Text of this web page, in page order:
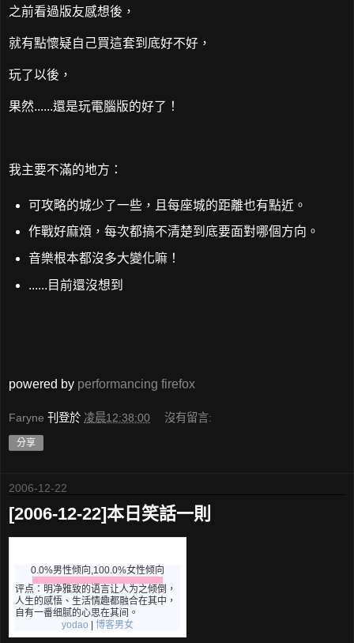
之前看過版友感想後，
就有點懷疑自己買這套到底好不好，
玩了以後，
果然......還是玩電腦版的好了！
我主要不滿的地方：
可攻略的城少了一些，且每座城的距離也有點近。
作戰好麻煩，每次都搞不清楚到底要面對哪個方向。
音樂根本都沒多大變化嘛！
......目前還沒想到
powered by performancing firefox
Faryne 刊登於 凌晨12:38:00 沒有留言:
分享
2006-12-22
[2006-12-22]本日笑話一則
0.0%男性倾向,100.0%女性倾向
评点：明净雅致的语言让人为之倾倒，
人生的感悟、生活情趣都融合在其中，
自有一番细腻的心思在其间。
yodao
博客男女